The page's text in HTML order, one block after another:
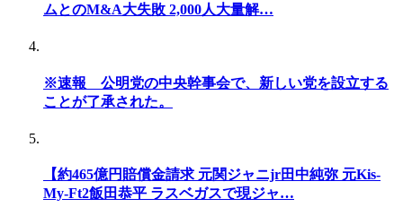
ムとのM&A大失敗 2,000人大量解…
※速報 公明党の中央幹事会で、新しい党を設立する
ことが了承された。
【約465億円賠償金請求 元関ジャニjr田中純弥 元Kis-
My-Ft2飯田恭平 ラスベガスで現ジャ…